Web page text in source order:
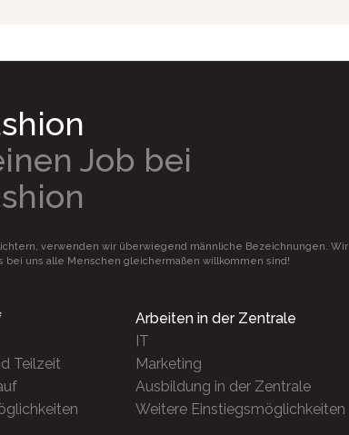
Job bei
verwenden wir überwiegend männliche Bezeichnungen. Wir
bei uns alle Menschen gleichermaßen willkommen sind!
Teilzeit
Arbeiten in der Zentrale
IT
Marketing
Ausbildung in der Zentrale
Weitere Einstiegsmöglichkeiten